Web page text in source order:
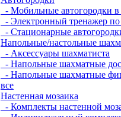
- Мобильные автогородки в
- Электронный тренажер
- Стационарные
Напольные/настольные
- Аксессуары шахматиста
- Напольные шахматные
- Напольные шахматные
все
Настенная мозаика
- Комплекты настенной